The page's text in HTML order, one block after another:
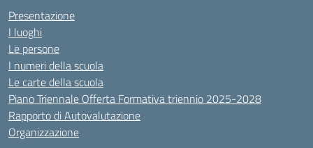
Presentazione
I luoghi
Le persone
I numeri della scuola
Le carte della scuola
Piano Triennale Offerta Formativa triennio 2025-2028
Rapporto di Autovalutazione
Organizzazione